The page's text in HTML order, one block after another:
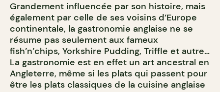
Grandement influencée par son histoire, mais
également par celle de ses voisins d’Europe
continentale, la gastronomie anglaise ne se
résume pas seulement aux fameux
fish’n’chips, Yorkshire Pudding, Triffle et autre…
La gastronomie est en effet un art ancestral en
Angleterre, même si les plats qui passent pour
être les plats classiques de la cuisine anglaise